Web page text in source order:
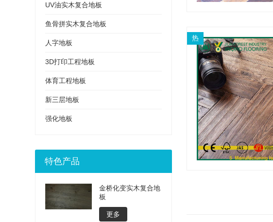
热
UV油实木复合地板
鱼骨拼实木复合地板
人字地板
3D打印工程地板
体育工程地板
新三层地板
强化地板
特色产品
金桥化变实木复合地
板
更多